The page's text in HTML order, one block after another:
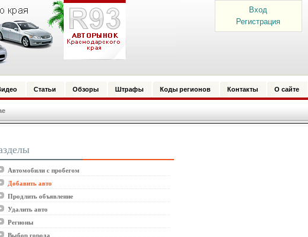
Вход
Регистрация
Статьи Обзоры Штрафы Коды регионов Контакты О сайте
Автомобили с пробегом
Добавить авто
Продлить объявление
Удалить авто
Регионы
Выбор города